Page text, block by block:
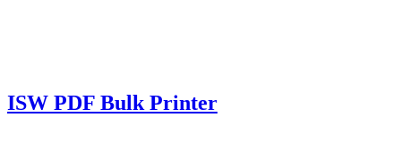
ISW PDF Bulk Printer